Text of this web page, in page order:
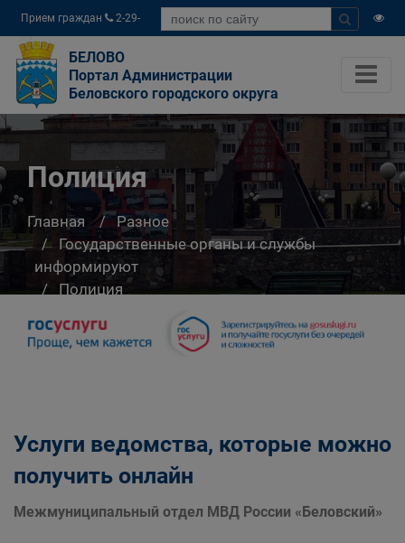
Прием граждан
2-29-
04
БЕЛОВО
Портал Администрации
Беловского городского округа
Полиция
Главная
Разное
Государственные органы и службы
информируют
Полиция
Услуги ведомства, которые можно
получить онлайн
Межмуниципальный отдел МВД России «Беловский»